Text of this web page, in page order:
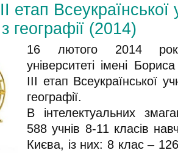
етап Всеукраїнської
географії (2014)
16 лютого 2014
університеті імені
ІІІ етап Всеукраїнської
географії.
В інтелектуальних
588 учнів 8-11 класів
Києва, із них: 8 клас –